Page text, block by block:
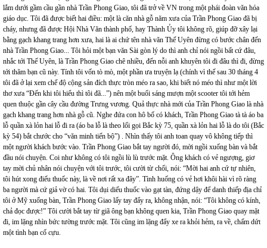
lắm dưới gầm cầu gần nhà Trần Phong Giao, tôi đã trở về VN trong một phái đoàn văn hóa
giáo dục. Tôi đã được biết hai điều: một là căn nhà gỗ năm xưa của Trần Phong Giao đã bị
cháy, nhưng đã được Hội Nhà Văn thành phố, hay Thành Ủy tôi không rõ, giúp đỡ xây lại
bằng gạch khang trang hơn xưa, hai là ai chứ tên nhà văn Thế Uyên đừng có bước chân đến
nhà Trần Phong Giao... Tôi hỏi một bạn văn Sài gòn lý do thì anh chỉ nói ngồi bất cứ đâu,
nhắc tới Thế Uyên, là Trần Phong Giao chê nhiều, đến nỗi anh khuyên tôi đi đâu thì đi, đừng
tới thăm bạn cũ này. Tính tôi vốn tò mò, một phần ưa truyện lạ (chính vì thế sau 30 tháng 4
tôi đã ở lại xem chế độ cộng sản đích thực tròn méo ra sao, khi biết nó méo thì như một lời
thơ xưa “Đến khi tôi hiểu thì tôi đã...”) nên một buổi sáng mượn một scooter tôi tới hẻm
quen thuộc gần cây cầu đường Trưng vương. Quả thực nhà mới của Trần Phong Giao là nhà
gạch khang trang hơn nhà gỗ cũ. Nghe đứa con hô bố có khách, Trần Phong Giao tà tà áo ba
lỗ quần xà lỏn hai lỗ đi ra (áo ba lỗ là theo lối gọi Bắc kỳ 75, quần xà lỏn hai lỗ là do tôi (Bắc
kỳ 54) bắt chước cho “văn minh tiến bộ”) . Nhìn thấy tôi anh toan quay vô không tiếp thì
một người khách bước vào. Trần Phong Giao bắt tay người đó, mời ngồi xuống bàn và bắt
đầu nói chuyện. Coi như không có tôi ngồi lù lù trước mặt. Ông khách có vẻ ngượng, giơ
tay mời chủ nhân nói chuyện với tôi trước, tôi cười từ chối, nói: “Mời hai anh cứ tự nhiên,
tôi hút xong điếu thuốc này, là về nơi rất xa đây”. Tình huống có vẻ hơi khôi hài vì rõ ràng
ba người mà cứ giả vờ có hai. Tôi dụi diếu thuốc vào gạt tàn, đứng dậy để danh thiếp địa chỉ
tôi ở Mỹ xuống bàn, Trần Phong Giao lấy tay đẩy ra, không nhận, nói: “Tôi không có kính,
chả đọc được!” Tôi cười bắt tay từ giã ông bạn không quen kia, Trần Phong Giao quay mặt
đi, im lặng nhìn bức tường trước mặt. Tôi cũng im lặng đẩy xe ra khỏi hẻm, ra về, chấm dứt
một tình bạn cố cựu.